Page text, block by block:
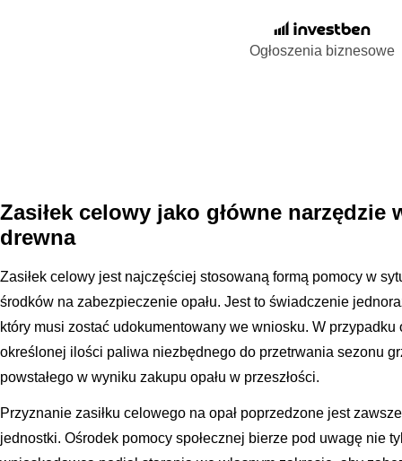
Ogłoszenia biznesowe
Zasiłek celowy jako główne
drewna
Zasiłek celowy jest najczęściej stosowaną formą pomocy w
środków na zabezpieczenie opału. Jest to świadczenie
który musi zostać udokumentowany we wniosku. W
określonej ilości paliwa niezbędnego do przetrwania sezonu
powstałego w wyniku zakupu opału w przeszłości.
Przyznanie zasiłku celowego na opał poprzedzone jest
jednostki. Ośrodek pomocy społecznej bierze pod uwagę nie